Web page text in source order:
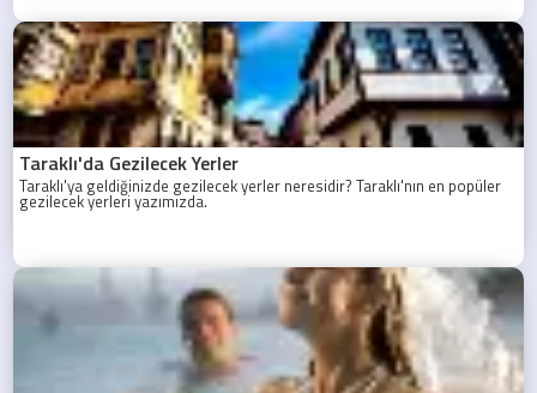
Taraklı'da Gezilecek Yerler
Taraklı'ya geldiğinizde gezilecek yerler neresidir? Taraklı'nın en popüler
gezilecek yerleri yazımızda.